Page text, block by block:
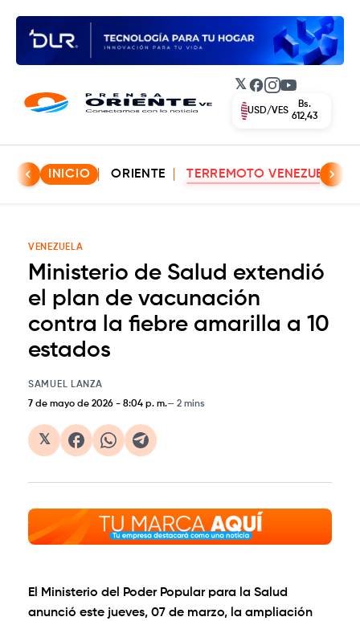
𝕏 Facebook
Instagram
YouTube
EUR/VES
Bs.
702,42
INICIO ORIENTE TERREMOTO VENEZUELA
VENEZUELA
Ministerio de Salud extendió
el plan de vacunación
contra la fiebre amarilla a 10
estados
SAMUEL LANZA
7 de mayo de 2026 - 8:04 p. m. 2 mins
𝕏
El Ministerio del Poder Popular para la Salud
anunció este jueves, 07 de marzo, la ampliación